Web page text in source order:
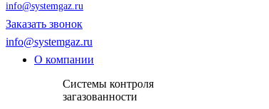
info@systemgaz.ru
Заказать звонок
info@systemgaz.ru
О компании
Системы контроля
загазованности